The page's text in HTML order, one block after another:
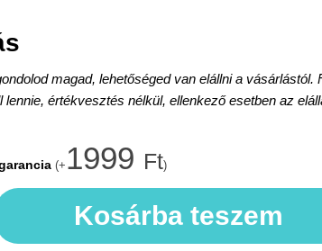
magad, lehetőséged van elállni a vásárlástól.
értékvesztés nélkül, ellenkező esetben az
(+ 1999 Ft)
Kosárba teszem